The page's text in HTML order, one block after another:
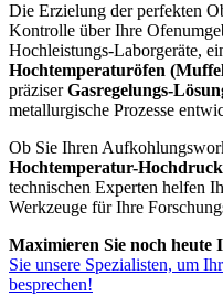
Die Erzielung der perfekten
Kontrolle über Ihre
Hochleistungs-Laborgeräte,
Hochtemperaturöfen
präziserGasregelungs-
metallurgische Prozesse
Ob Sie Ihren
Hochtemperatur-
technischen Experten helfen
Werkzeuge für Ihre
Maximieren Sie noch heute
Sie unsere Spezialisten, um
besprechen!